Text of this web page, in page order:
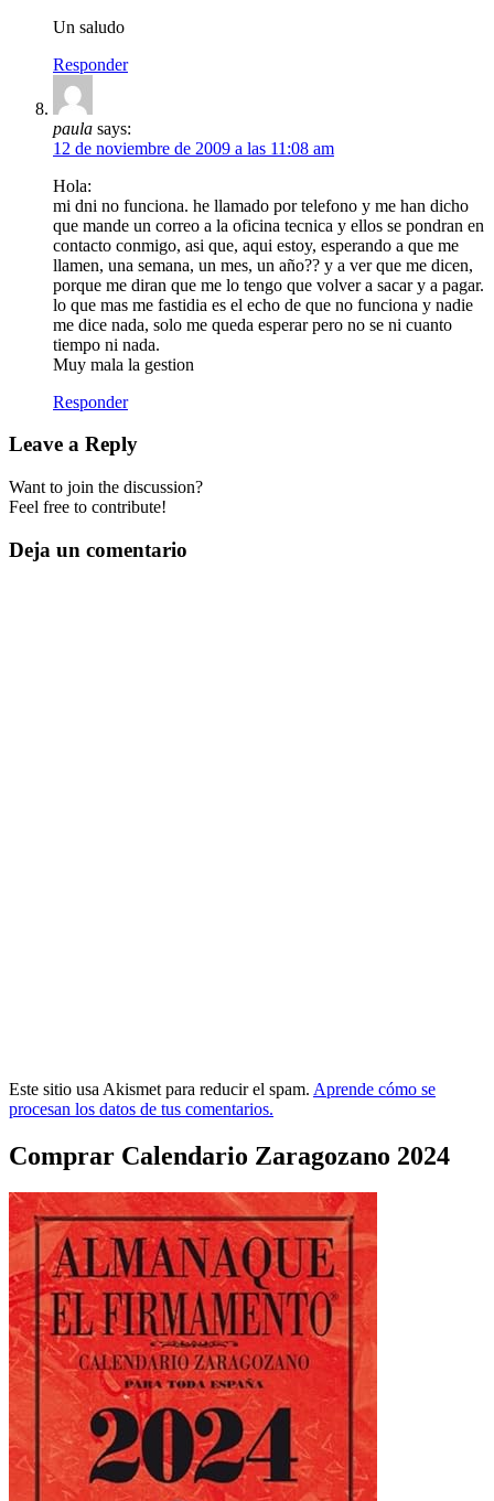
Un saludo
Responder
paula says:
12 de noviembre de 2009 a las 11:08 am
Hola:
mi dni no funciona. he llamado por telefono y me han dicho
que mande un correo a la oficina tecnica y ellos se pondran en
contacto conmigo, asi que, aqui estoy, esperando a que me
llamen, una semana, un mes, un año?? y a ver que me dicen,
porque me diran que me lo tengo que volver a sacar y a pagar.
lo que mas me fastidia es el echo de que no funciona y nadie
me dice nada, solo me queda esperar pero no se ni cuanto
tiempo ni nada.
Muy mala la gestion
Responder
Leave a Reply
Want to join the discussion?
Feel free to contribute!
Deja un comentario
Este sitio usa Akismet para reducir el spam. Aprende cómo se
procesan los datos de tus comentarios.
Comprar Calendario Zaragozano 2024